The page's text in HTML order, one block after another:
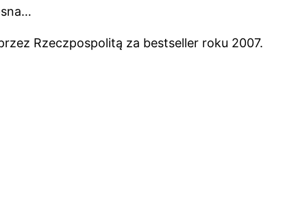
Rzeczpospolitą za bestseller roku 2007.